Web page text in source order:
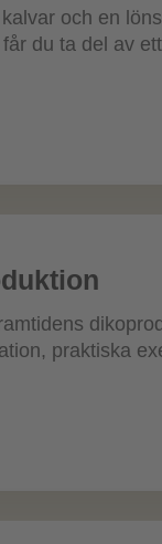
och en
du ta del av
praktiska